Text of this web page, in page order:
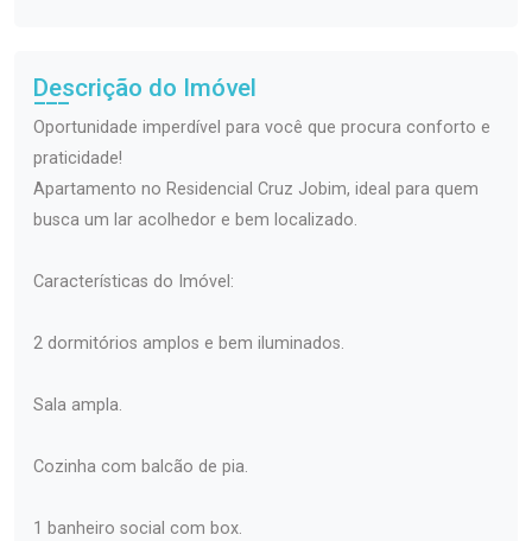
Descrição do Imóvel
Oportunidade imperdível para você que procura conforto e
praticidade!
Apartamento no Residencial Cruz Jobim, ideal para quem
busca um lar acolhedor e bem localizado.
Características do Imóvel:
2 dormitórios amplos e bem iluminados.
Sala ampla.
Cozinha com balcão de pia.
1 banheiro social com box.